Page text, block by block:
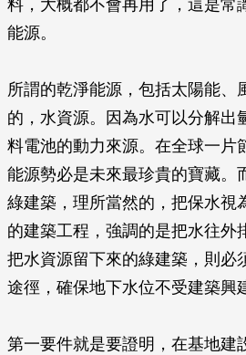
料，大概都不會再用了，這是常
能源。
所謂的乾淨能源，包括太陽能、
的，水資源。因為水可以分解出
料電池的動力來源。在全球一片
能源勢必是未來最珍貴的寶藏。
綠建築，理所當然的，把保水視
的建築工程，強調的是把水往外
把水資源留下來的綠建築，則必
途徑，確保地下水位不受建築興
第一要件就是要證明，在基地建